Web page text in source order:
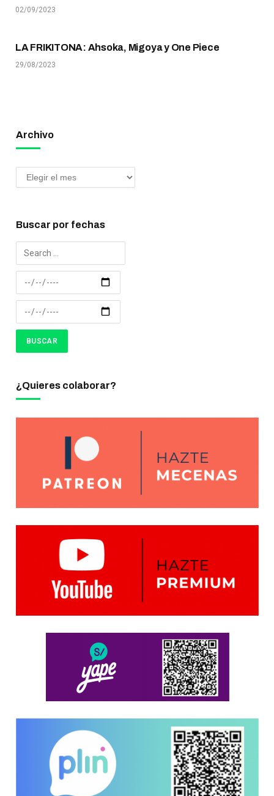
02/09/2023
LA FRIKITONA: Ahsoka, Migoya y One Piece
29/08/2023
Archivo
Buscar por fechas
¿Quieres colaborar?